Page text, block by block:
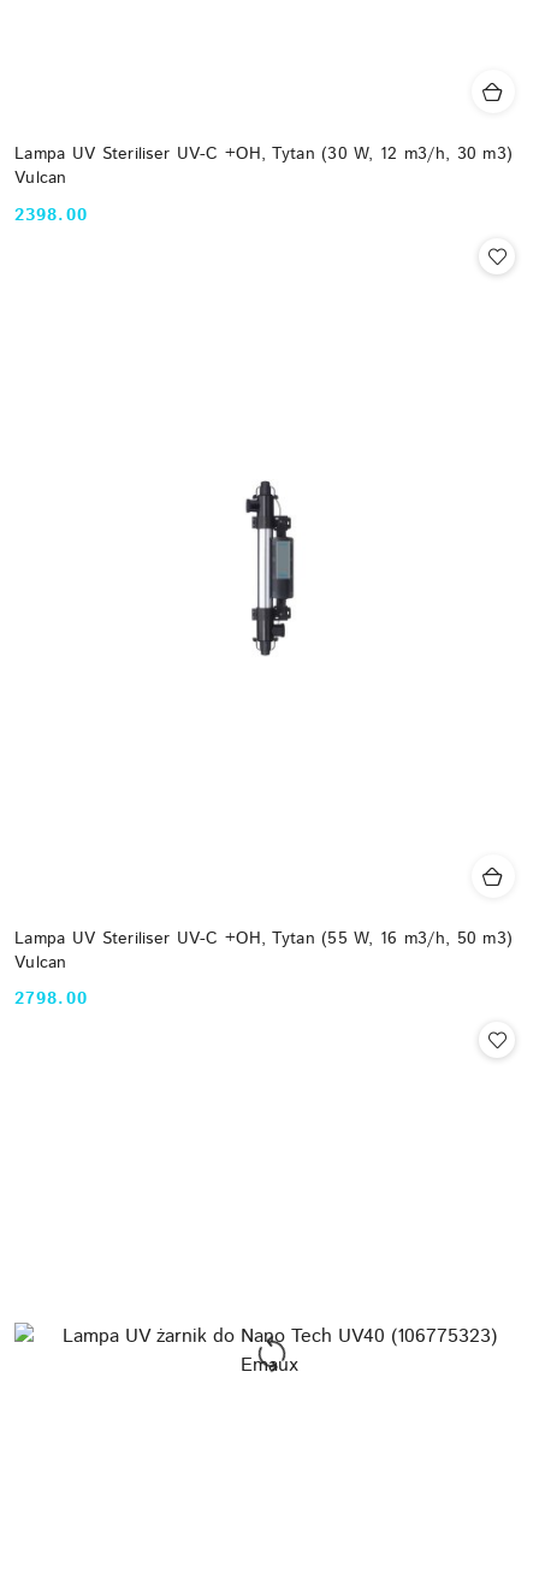
Lampa UV Steriliser UV-C +OH, Tytan (30 W, 12 m3/h, 30 m3)
Vulcan
Cena:
2398.00
Lampa UV Steriliser UV-C +OH, Tytan (55 W, 16 m3/h, 50 m3)
Vulcan
Cena:
2798.00